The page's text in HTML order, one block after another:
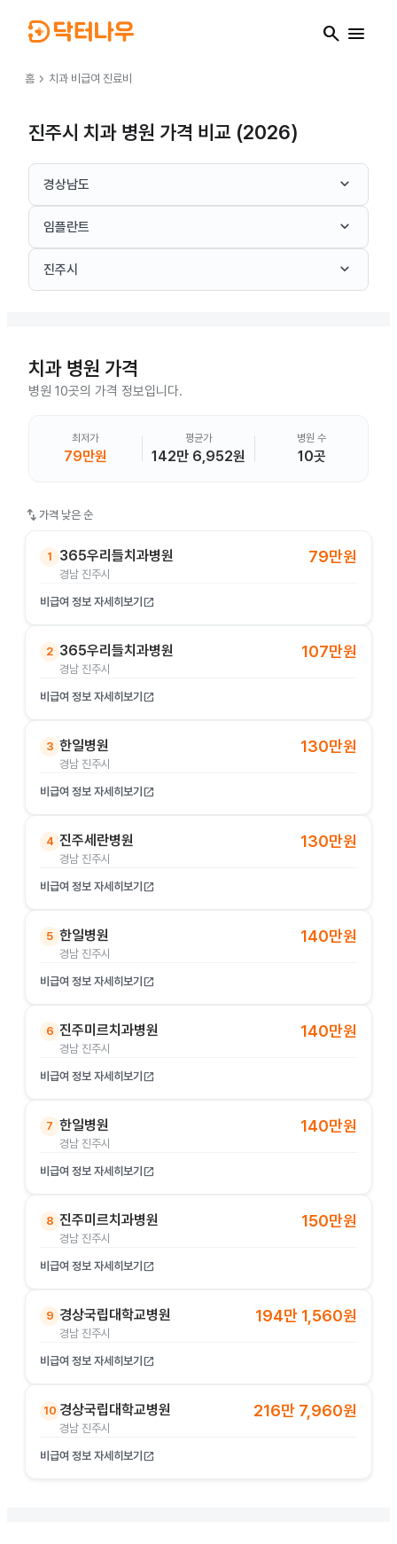
search menu
홈 chevron_right 치과 비급여 진료비
진주시 치과 병원 가격 비교 (2026)
경상남도 keyboard_arrow_down
임플란트 keyboard_arrow_down
진주시 keyboard_arrow_down
치과 병원 가격
병원 10곳의 가격 정보입니다.
최저가
79만원
평균가
142만 6,952원
병원 수
10곳
swap_vert 가격 낮은 순
1 365우리들치과병원
경남 진주시
79만원
비급여 정보 자세히보기 open_in_new
2 365우리들치과병원
경남 진주시
107만원
비급여 정보 자세히보기 open_in_new
3 한일병원
경남 진주시
130만원
비급여 정보 자세히보기 open_in_new
4 진주세란병원
경남 진주시
130만원
비급여 정보 자세히보기 open_in_new
5 한일병원
경남 진주시
140만원
비급여 정보 자세히보기 open_in_new
6 진주미르치과병원
경남 진주시
140만원
비급여 정보 자세히보기 open_in_new
7 한일병원
경남 진주시
140만원
비급여 정보 자세히보기 open_in_new
8 진주미르치과병원
경남 진주시
150만원
비급여 정보 자세히보기 open_in_new
9 경상국립대학교병원
경남 진주시
194만 1,560원
비급여 정보 자세히보기 open_in_new
10 경상국립대학교병원
경남 진주시
216만 7,960원
비급여 정보 자세히보기 open_in_new